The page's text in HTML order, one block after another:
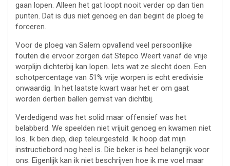
gaan lopen. Alleen het gat loopt nooit verder op dan tien
punten. Dat is dus niet genoeg en dan begint de ploeg te
forceren.
Voor de ploeg van Salem opvallend veel persoonlijke
fouten die ervoor zorgen dat Stepco Weert vanaf de vrije
worplijn dichterbij kan lopen. Iets wat ze slecht doen. Een
schotpercentage van 51% vrije worpen is echt eredivisie
onwaardig. In het laatste kwart waar het er om gaat
worden dertien ballen gemist van dichtbij.
Verdedigend was het solid maar offensief was het
belabberd. We speelden niet vrijuit genoeg en kwamen niet
los. Ik ben diep, diep teleurgesteld. Ik hoop dat mijn
instructiebord nog heel is. Die beker is heel belangrijk voor
ons. Eigenlijk kan ik niet beschrijven hoe ik me voel maar